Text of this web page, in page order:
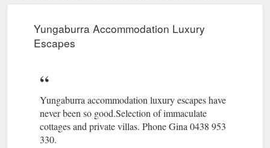
Yungaburra Accommodation Luxury
Escapes
Yungaburra accommodation luxury escapes have
never been so good.Selection of immaculate
cottages and private villas. Phone Gina 0438 953
330.